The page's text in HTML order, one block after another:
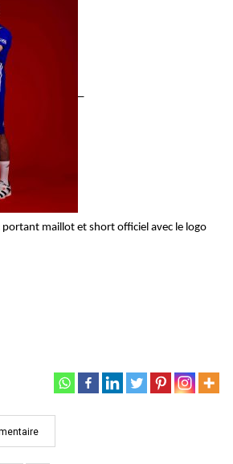
portant maillot et short officiel avec le logo